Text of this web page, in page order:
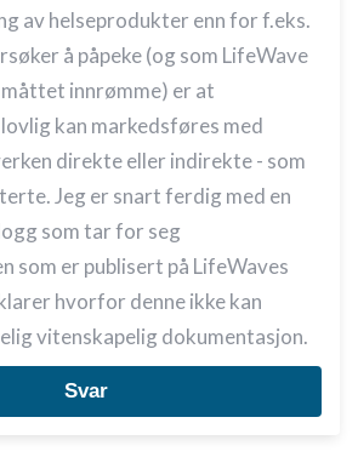
av helseprodukter enn for f.eks.
å påpeke (og som LifeWave
innrømme) er at
kan markedsføres med
direkte eller indirekte - som
Jeg er snart ferdig med en
som tar for seg
som er publisert på LifeWaves
hvorfor denne ikke kan
vitenskapelig dokumentasjon.
Svar